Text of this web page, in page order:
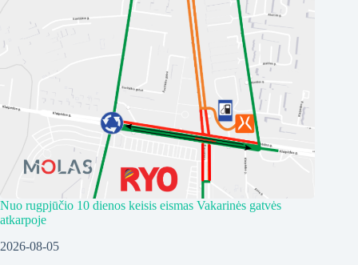
Nuo rugpjūčio 10 dienos keisis eismas Vakarinės gatvės
atkarpoje
2026-08-05